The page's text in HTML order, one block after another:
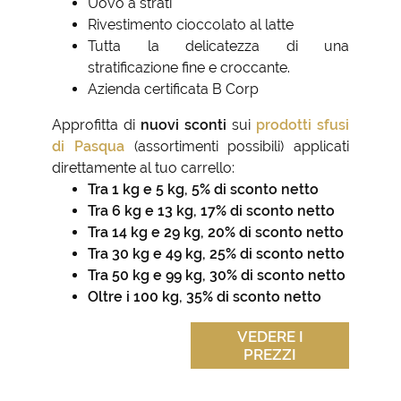
Rivestimento cioccolato al latte
Tutta la delicatezza di una
stratificazione fine e croccante.
Azienda certificata B Corp
Approfitta di nuovi sconti sui prodotti sfusi
di Pasqua(assortimenti possibili) applicati
direttamente al tuo carrello:
Tra 1 kg e 5 kg, 5% di sconto netto
Tra 6 kg e 13 kg, 17% di sconto netto
Tra 14 kg e 29 kg, 20% di sconto netto
Tra 30 kg e 49 kg, 25% di sconto netto
Tra 50 kg e 99 kg, 30% di sconto netto
Oltre i 100 kg, 35% di sconto netto
VEDERE I
PREZZI